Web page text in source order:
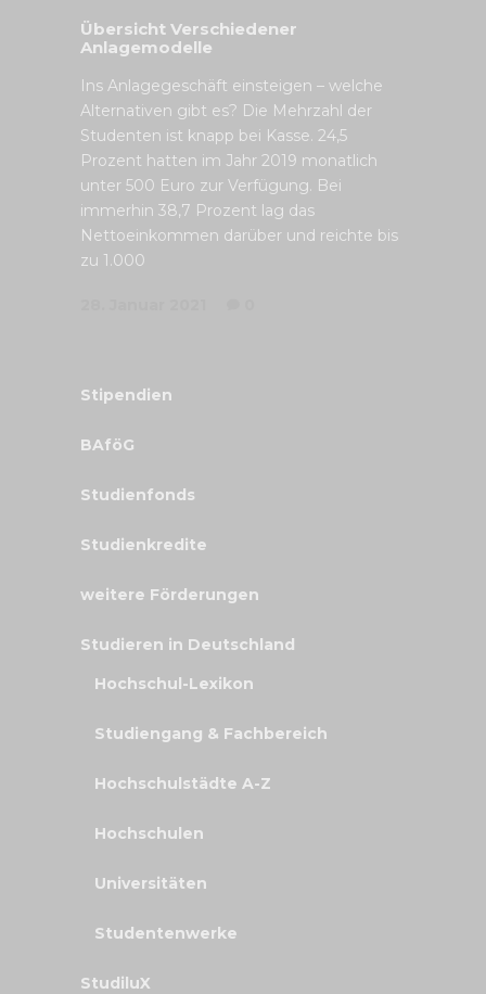
Übersicht Verschiedener
Anlagemodelle
Ins Anlagegeschäft einsteigen – welche
Alternativen gibt es? Die Mehrzahl der
Studenten ist knapp bei Kasse. 24,5
Prozent hatten im Jahr 2019 monatlich
unter 500 Euro zur Verfügung. Bei
immerhin 38,7 Prozent lag das
Nettoeinkommen darüber und reichte bis
zu 1.000
Stipendien
BAföG
Studienfonds
Studienkredite
weitere Förderungen
Studieren in Deutschland
Hochschul-Lexikon
Studiengang & Fachbereich
Hochschulstädte A-Z
Hochschulen
Universitäten
Studentenwerke
StudiluX